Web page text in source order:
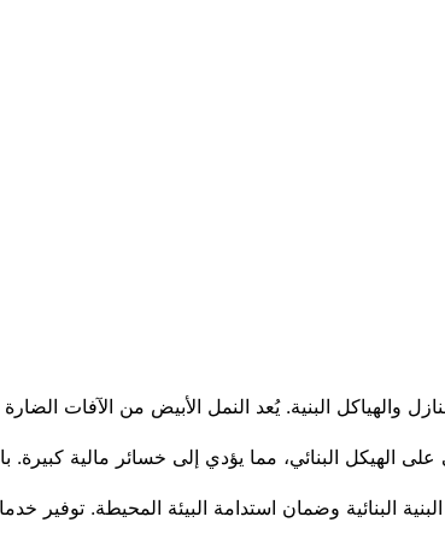
والهياكل البنية. يُعد النمل الأبيض من الآفات
الهيكل البنائي، مما يؤدي إلى خسائر مالية
البنائية وضمان استدامة البيئة المحيطة.